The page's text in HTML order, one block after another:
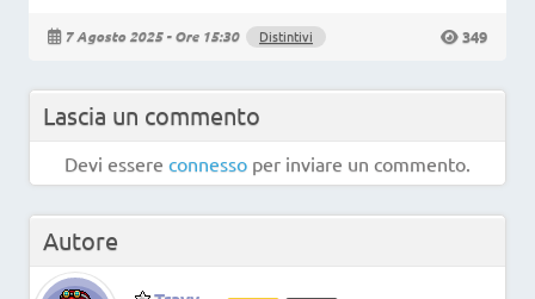
7 Agosto 2025 - Ore 15:30 Distintivi 349
Lascia un commento
Devi essere connesso per inviare un commento.
Autore